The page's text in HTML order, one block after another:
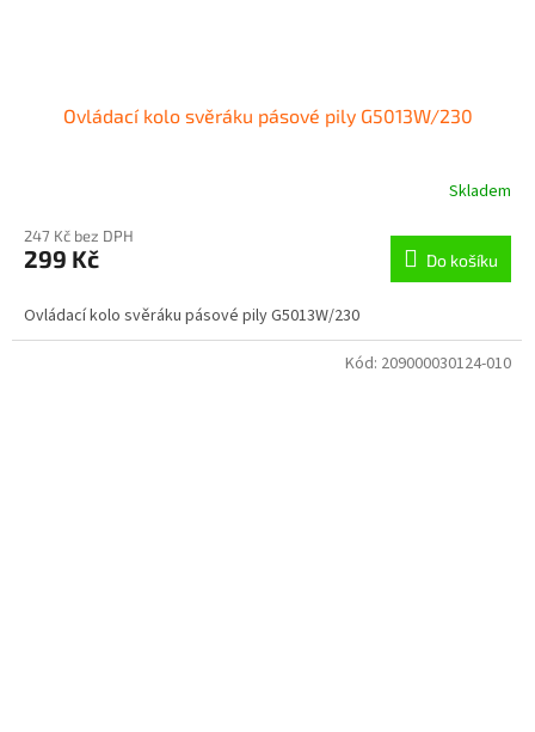
Ovládací kolo svěráku pásové pily G5013W/230
Skladem
247 Kč bez DPH
299 Kč Do košíku
Ovládací kolo svěráku pásové pily G5013W/230
Kód: 209000030124-010